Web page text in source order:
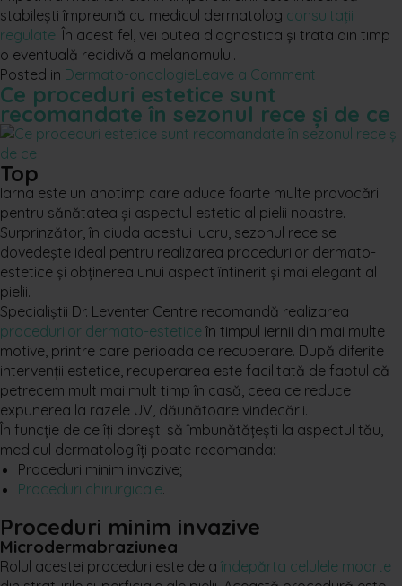
stabilești împreună cu medicul dermatolog consultații
regulate. În acest fel, vei putea diagnostica și trata din timp
o eventuală recidivă a melanomului.
Posted in Dermato-oncologieLeave a Comment
în
timpul
sunt
riscurile
pentru
tine
și
tău?
Ce proceduri estetice sunt
recomandate în sezonul rece și de ce
Top
Iarna este un anotimp care aduce foarte multe provocări
pentru sănătatea și aspectul estetic al pielii noastre.
Surprinzător, în ciuda acestui lucru, sezonul rece se
dovedește ideal pentru realizarea procedurilor dermato-
estetice și obținerea unui aspect întinerit și mai elegant al
pielii.
Specialiștii Dr. Leventer Centre recomandă realizarea
procedurilor dermato-estetice în timpul iernii din mai multe
motive, printre care perioada de recuperare. După diferite
intervenții estetice, recuperarea este facilitată de faptul că
petrecem mult mai mult timp în casă, ceea ce reduce
expunerea la razele UV, dăunătoare vindecării.
În funcție de ce îți dorești să îmbunătățești la aspectul tău,
medicul dermatolog îți poate recomanda:
Proceduri minim invazive;
Proceduri chirurgicale.
Proceduri minim invazive
Microdermabraziunea
Rolul acestei proceduri este de a îndepărta celulele moarte